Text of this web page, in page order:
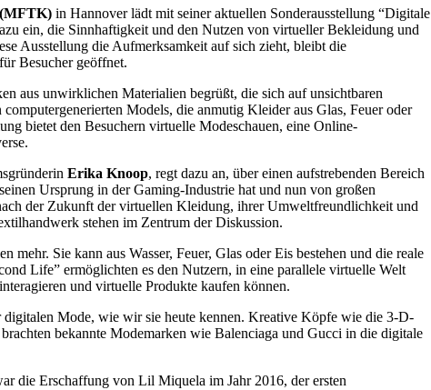
(MFTK) in Hannover lädt mit seiner aktuellen Sonderausstellung “Digitale
ein, die Sinnhaftigkeit und den Nutzen von virtueller Bekleidung und
Ausstellung die Aufmerksamkeit auf sich zieht, bleibt die
Besucher geöffnet.
aus unwirklichen Materialien begrüßt, die sich auf unsichtbaren
Models, die anmutig Kleider aus Glas, Feuer oder
bietet den Besuchern virtuelle Modeschauen, eine Online-
Erika Knoop, regt dazu an, über einen aufstrebenden Bereich
Ursprung in der Gaming-Industrie hat und nun von großen
der Zukunft der virtuellen Kleidung, ihrer Umweltfreundlichkeit und
stehen im Zentrum der Diskussion.
mehr. Sie kann aus Wasser, Feuer, Glas oder Eis bestehen und die reale
Life” ermöglichten es den Nutzern, in eine parallele virtuelle Welt
und virtuelle Produkte kaufen können.
Mode, wie wir sie heute kennen. Kreative Köpfe wie die 3-D-
bekannte Modemarken wie Balenciaga und Gucci in die digitale
die Erschaffung von Lil Miquela im Jahr 2016, der ersten